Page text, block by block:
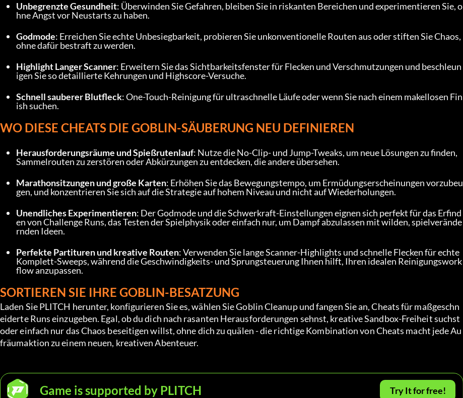
Unbegrenzte Gesundheit: Überwinden Sie Gefahren, bleiben Sie in riskanten Bereichen und experimentieren Sie, o
hne Angst vor Neustarts zu haben.
Godmode: Erreichen Sie echte Unbesiegbarkeit, probieren Sie unkonventionelle Routen aus oder stiften Sie Chaos,
ohne dafür bestraft zu werden.
Highlight Langer Scanner: Erweitern Sie das Sichtbarkeitsfenster für Flecken und Verschmutzungen und beschleun
igen Sie so detaillierte Kehrungen und Highscore-Versuche.
Schnell sauberer Blutfleck: One-Touch-Reinigung für ultraschnelle Läufe oder wenn Sie nach einem makellosen Fin
ish suchen.
WO DIESE CHEATS DIE GOBLIN-SÄUBERUNG NEU DEFINIEREN
Herausforderungsräume und Spießrutenlauf: Nutze die No-Clip- und Jump-Tweaks, um neue Lösungen zu finden,
Sammelrouten zu zerstören oder Abkürzungen zu entdecken, die andere übersehen.
Marathonsitzungen und große Karten: Erhöhen Sie das Bewegungstempo, um Ermüdungserscheinungen vorzubeu
gen, und konzentrieren Sie sich auf die Strategie auf hohem Niveau und nicht auf Wiederholungen.
Unendliches Experimentieren: Der Godmode und die Schwerkraft-Einstellungen eignen sich perfekt für das Erfind
en von Challenge Runs, das Testen der Spielphysik oder einfach nur, um Dampf abzulassen mit wilden, spielverände
rnden Ideen.
Perfekte Partituren und kreative Routen: Verwenden Sie lange Scanner-Highlights und schnelle Flecken für echte
Komplett-Sweeps, während die Geschwindigkeits- und Sprungsteuerung Ihnen hilft, Ihren idealen Reinigungswork
flow anzupassen.
SORTIEREN SIE IHRE GOBLIN-BESATZUNG
Laden Sie PLITCH herunter, konfigurieren Sie es, wählen Sie Goblin Cleanup und fangen Sie an, Cheats für maßgeschn
eiderte Runs einzugeben. Egal, ob du dich nach rasanten Herausforderungen sehnst, kreative Sandbox-Freiheit suchst
oder einfach nur das Chaos beseitigen willst, ohne dich zu quälen - die richtige Kombination von Cheats macht jede Au
fräumaktion zu einem neuen, kreativen Abenteuer.
Game is supported by PLITCH Try It for free!